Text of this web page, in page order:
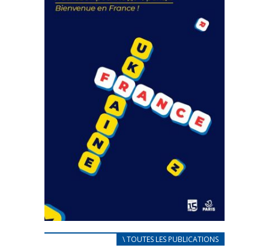
FEUILLETER
CARNET D’ACCUEIL\ TOUTES LES PUBLICATIONS